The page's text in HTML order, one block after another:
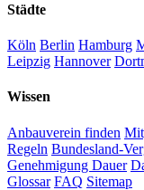
Städte
Köln Berlin Hamburg
Leipzig Hannover
Wissen
Anbauverein finden
Regeln Bundesland-
Genehmigung Dauer
Glossar FAQ Sitemap